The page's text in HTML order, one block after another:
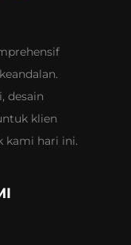
desain
klien
kami hari ini.